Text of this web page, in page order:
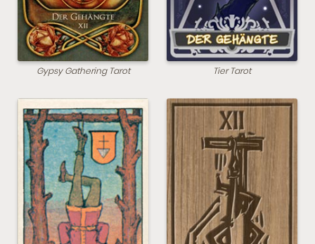
Gypsy Gathering Tarot Tier Tarot